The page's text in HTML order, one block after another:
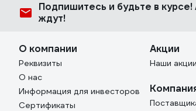
Подпишитесь и будьте в
ждут!
О компании
Реквизиты
О нас
Информация для инвесторов
Сертификаты
Акции
Наши акции